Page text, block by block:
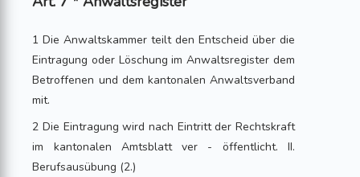
1 Die Anwaltskammer teilt den Entscheid über die
Eintragung oder Löschung im Anwaltsregister dem
Betroffenen und dem kantonalen Anwaltsverband
mit.
2 Die Eintragung wird nach Eintritt der Rechtskraft
im kantonalen Amtsblatt ver - öffentlicht. II.
Berufsausübung (2.)